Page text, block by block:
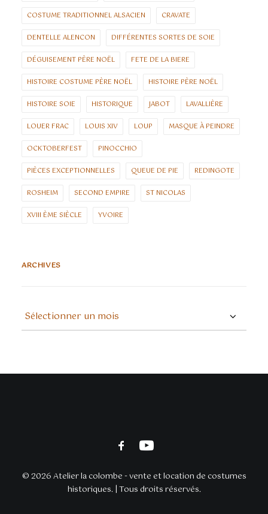
COSTUME TRADITIONNEL ALSACIEN CRAVATE
DENTELLE ALENCON DIFFÉRENTES SORTES DE SOIE
DÉGUISEMENT PÈRE NOËL FETE DE LA BIERE
HISTOIRE COSTUME PÈRE NOËL HISTOIRE PÈRE NOËL
HISTOIRE SOIE HISTORIQUE JABOT LAVALLIÈRE
LOUER FRAC LOUIS XIV LOUP MASQUE À PEINDRE
OCKTOBERFEST PINOCCHIO
PIÈCES EXCEPTIONNELLES QUEUE DE PIE REDINGOTE
ROSHEIM SECOND EMPIRE ST NICOLAS
XVIII ÈME SIÈCLE YVOIRE
ARCHIVES
ARCHIVES
© 2026 Atelier la colombe - vente et location de costumes
historiques. | Tous droits réservés.